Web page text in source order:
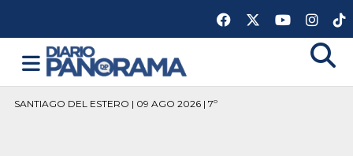
SANTIAGO DEL ESTERO | 09 AGO 2026 | 7º